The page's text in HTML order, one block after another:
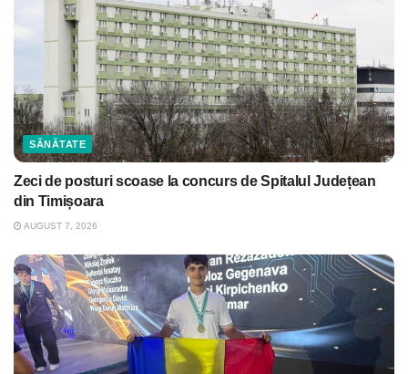
SĂNĂTATE
Zeci de posturi scoase la concurs de Spitalul Județean
din Timișoara
AUGUST 7, 2026